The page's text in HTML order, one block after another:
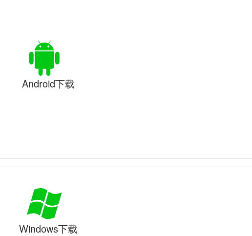
Android下载
Windows下载